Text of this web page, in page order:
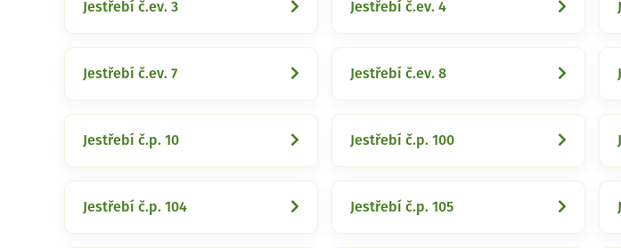
Jestřebí č.ev. 3 Jestřebí č.ev. 4
Jestřebí č.ev. 7 Jestřebí č.ev. 8
Jestřebí č.p. 10 Jestřebí č.p. 100
Jestřebí č.p. 104 Jestřebí č.p. 105